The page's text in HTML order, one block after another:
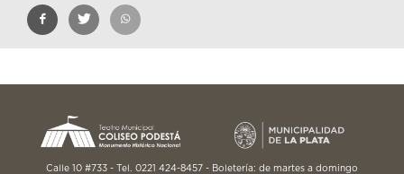
Calle 10 #733 - Tel. 0221 424-8457 - Boletería: de martes a domingo